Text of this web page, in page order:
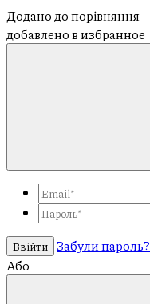
Додано до порівняння
добавлено в избранное
Ввійти
Забули пароль?
Або